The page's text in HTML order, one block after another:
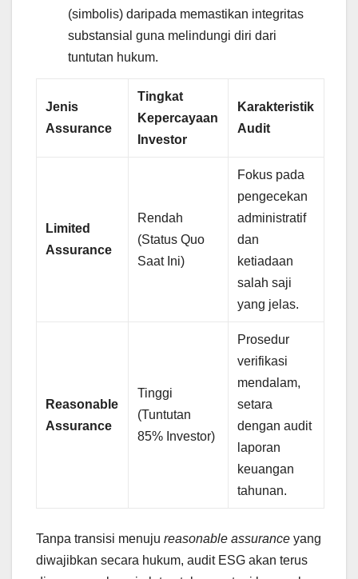
(simbolis) daripada memastikan integritas
substansial guna melindungi diri dari
tuntutan hukum.
Jenis
Assurance
Tingkat
Kepercayaan
Investor
Karakteristik
Audit
Limited
Assurance
Rendah
(Status Quo
Saat Ini)
Fokus pada
pengecekan
administratif
dan
ketiadaan
salah saji
yang jelas.
Reasonable
Assurance
Tinggi
(Tuntutan
85% Investor)
Prosedur
verifikasi
mendalam,
setara
dengan audit
laporan
keuangan
tahunan.
Tanpa transisi menuju reasonable assurance yang
diwajibkan secara hukum, audit ESG akan terus